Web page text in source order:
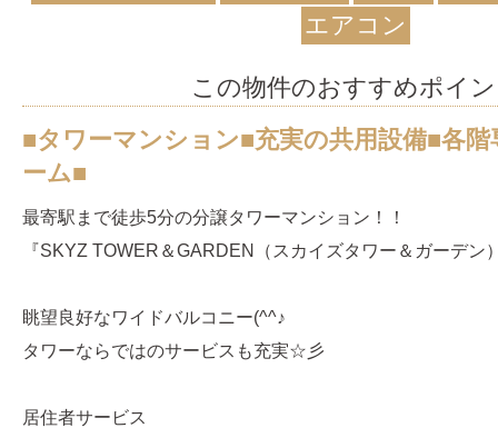
エアコン
この物件のおすすめポイ
■タワーマンション■充実の共用設備■各
ーム■
最寄駅まで徒歩5分の分譲タワーマンション！！
『SKYZ TOWER＆GARDEN（スカイズタワー＆ガーデン
眺望良好なワイドバルコニー(^^♪
タワーならではのサービスも充実☆彡
居住者サービス